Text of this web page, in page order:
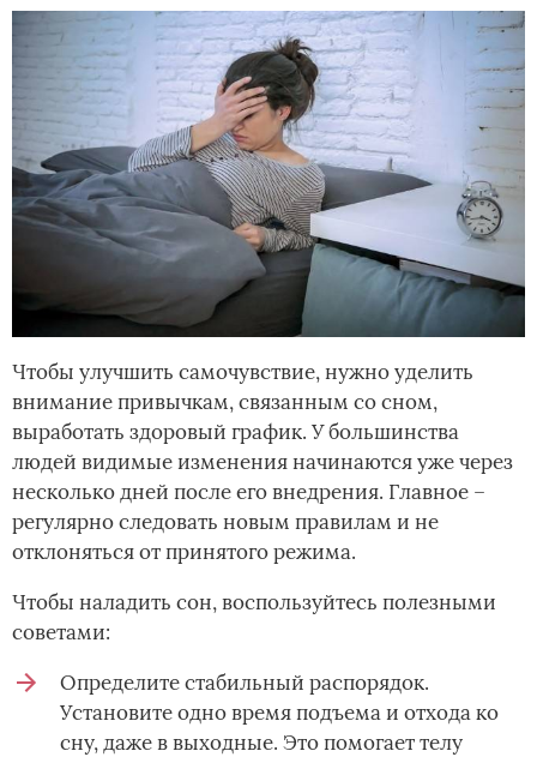
Чтобы улучшить самочувствие, нужно уделить
внимание привычкам, связанным со сном,
выработать здоровый график. У большинства
людей видимые изменения начинаются уже через
несколько дней после его внедрения. Главное –
регулярно следовать новым правилам и не
отклоняться от принятого режима.
Чтобы наладить сон, воспользуйтесь полезными
советами:
Определите стабильный распорядок.
Установите одно время подъема и отхода ко
сну, даже в выходные. Это помогает телу